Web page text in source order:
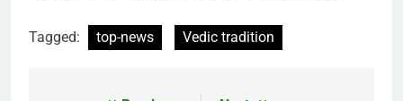
Tagged: top-news Vedic tradition